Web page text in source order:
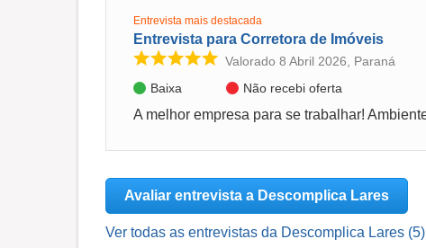
Entrevista mais destacada
Entrevista para Corretora de Imóveis
Valorado 8 Abril 2026, Paraná
Baixa
Não recebi oferta
Avaliar entrevista a Descomplica Lares
Ver todas as entrevistas da Descomplica Lares (5)